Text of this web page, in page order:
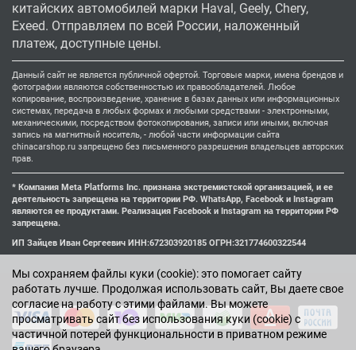
Мы cохраняем файлы куки (cookie): это помогает сайту
работать лучше. Продолжая использовать сайт, Вы даете свое
согласие на работу с этими файлами. Вы можете
просматривать сайт без использования куки (cookie) с
частичной потерей функциональности в приватном режиме
китайских автомобилей марки Haval, Geely, Chery,
Exeed. Отправляем по всей России, наложенный
платеж, доступные цены.
Данный сайт не является публичной офертой. Торговые марки, имена брендов и
фотографии являются собственностью их правообладателей. Любое
копирование, воспроизведение, хранение в базах данных или информационных
системах, передача в любых формах и любыми средствами - электронными,
механическими, посредством фотокопирования, записи или иными, включая
запись на магнитный носитель, - любой части информации сайта
chinacarshop.ru запрещено без письменного разрешения владельцев авторских
прав.
* Компания Meta Platforms Inc. признана экстремистской организацией, и ее
деятельность запрещена на территории РФ. WhatsApp, Facebook и Instagram
являются ее продуктами. Реализация Facebook и Instagram на территории РФ
запрещена.
ИП Зайцев Иван Сергеевич ИНН:672303920185 ОГРН:321774600322544